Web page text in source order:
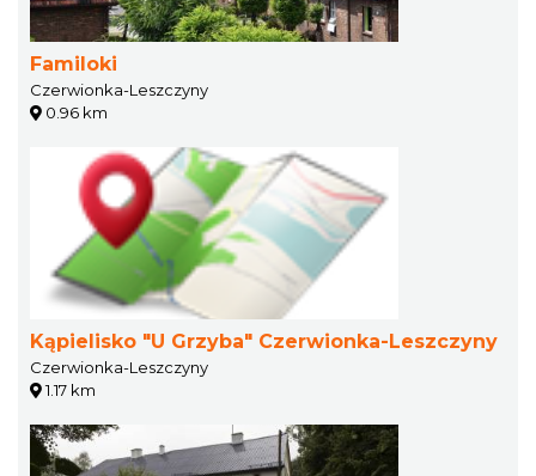
Familoki
Czerwionka-Leszczyny
0.96 km
Kąpielisko "U Grzyba" Czerwionka-Leszczyny
Czerwionka-Leszczyny
1.17 km